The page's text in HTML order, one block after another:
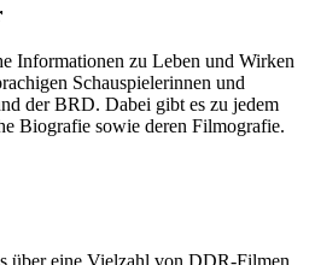
Informationen zu Leben und Wirken
Schauspielerinnen und
der BRD. Dabei gibt es zu jedem
Biografie sowie deren Filmografie.
über eine Vielzahl von DDR-Filmen